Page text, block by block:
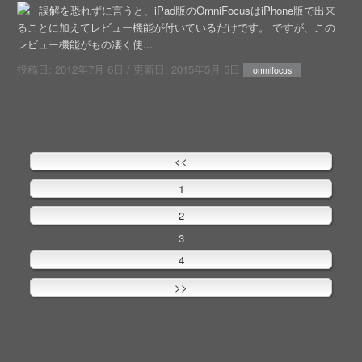
誤解を恐れずに言うと、iPad版のOmniFocusはiPhone版で出来
ることに加えてレビュー機能が付いているだけです。 ですが、この
レビュー機能がもの凄く使...
投稿日: 2012年7月 6日 / 更新日: 2015年5月 5日 omnifocus
<<
1
2
3
4
>>